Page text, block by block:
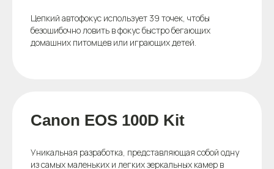
Цепкий автофокус использует 39 точек, чтобы
безошибочно ловить в фокус быстро бегающих
домашних питомцев или играющих детей.
Canon EOS 100D Kit
Уникальная разработка, представляющая собой одну
из самых маленьких и легких зеркальных камер в